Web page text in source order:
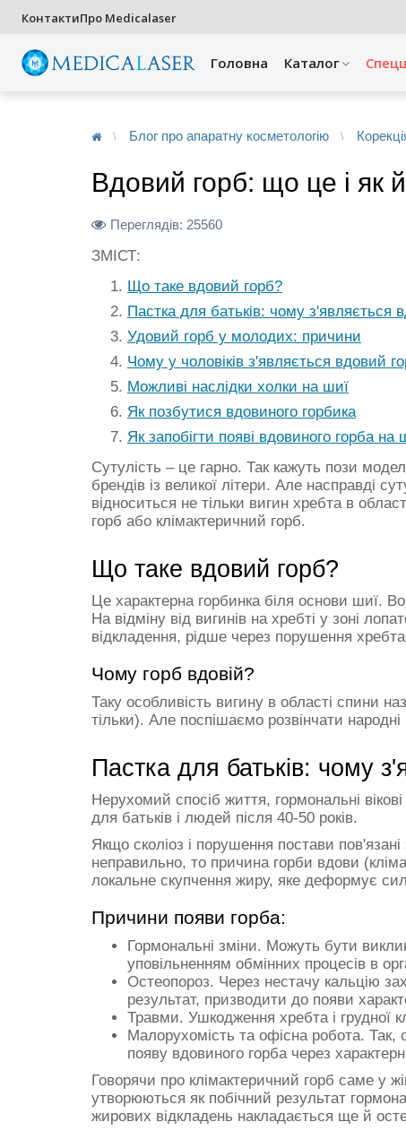
КонтактиПро Medicalaser
Головна Каталог
Блог про апаратну косметологію
Вдовий горб: що це і як
Переглядів: 25560
ЗМІСТ:
Що таке вдовий горб?
Пастка для батьків: чому з'являється
Удовий горб у молодих: причини
Чому у чоловіків з'являється вдовий
Можливі наслідки холки на шиї
Як позбутися вдовиного горбика
Як запобігти появі вдовиного горба на
Сутулість – це гарно. Так кажуть пози
брендів із великої літери. Але насправді
відноситься не тільки вигин хребта в
горб або клімактеричний горб.
Що таке вдовий горб?
Це характерна горбинка біля основи шиї.
На відміну від вигинів на хребті у зоні
відкладення, рідше через порушення
Чому горб вдовій?
Таку особливість вигину в області спини
тільки). Але поспішаємо розвінчати
Пастка для батьків: чому
Нерухомий спосіб життя, гормональні
для батьків і людей після 40-50 років.
Якщо сколіоз і порушення постави
неправильно, то причина горби вдови
локальне скупчення жиру, яке деформує
Причини появи горба:
Гормональні зміни. Можуть бути
уповільненням обмінних процесів в
Остеопороз. Через нестачу кальцію
результат, призводити до появи
Травми. Ушкодження хребта і грудної
Малорухомість та офісна робота.
появу вдовиного горба через
Говорячи про клімактеричний горб саме у
утворюються як побічний результат
жирових відкладень накладається ще й